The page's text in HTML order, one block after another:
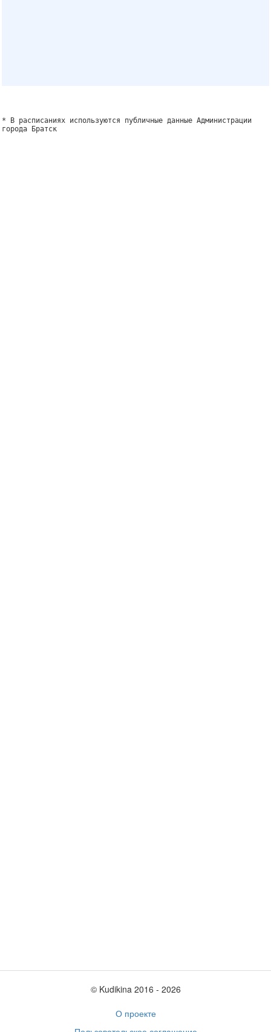
* В расписаниях используются публичные данные Администрации
города Братск
© Kudikina 2016 ‐ 2026
О проекте